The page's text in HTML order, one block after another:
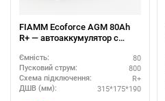
FIAMM Ecoforce AGM 80Ah
R+ — автоаккумулятор с
Ємність: 80
Пусковий струм: 800
Схема підключення: R+
ДШВ (мм): 315*175*190